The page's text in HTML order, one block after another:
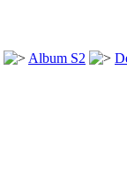
Album S2